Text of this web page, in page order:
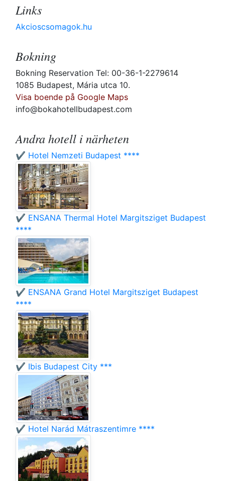
Links
Akcioscsomagok.hu
Bokning
Bokning Reservation Tel: 00-36-1-2279614
1085 Budapest, Mária utca 10.
Visa boende på Google Maps
info@bokahotellbudapest.com
Andra hotell i närheten
✔️ Hotel Nemzeti Budapest ****
✔️ ENSANA Thermal Hotel Margitsziget Budapest
****
✔️ ENSANA Grand Hotel Margitsziget Budapest
****
✔️ Ibis Budapest City ***
✔️ Hotel Narád Mátraszentimre ****